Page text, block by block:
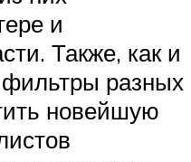
и
Также, как и
разных
новейшую